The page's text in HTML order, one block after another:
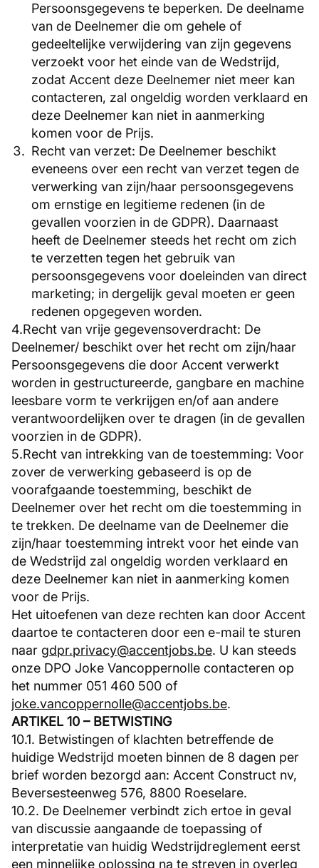
Persoonsgegevens te beperken. De deelname
van de Deelnemer die om gehele of
gedeeltelijke verwijdering van zijn gegevens
verzoekt voor het einde van de Wedstrijd,
zodat Accent deze Deelnemer niet meer kan
contacteren, zal ongeldig worden verklaard en
deze Deelnemer kan niet in aanmerking
komen voor de Prijs.
Recht van verzet: De Deelnemer beschikt
eveneens over een recht van verzet tegen de
verwerking van zijn/haar persoonsgegevens
om ernstige en legitieme redenen (in de
gevallen voorzien in de GDPR). Daarnaast
heeft de Deelnemer steeds het recht om zich
te verzetten tegen het gebruik van
persoonsgegevens voor doeleinden van direct
marketing; in dergelijk geval moeten er geen
redenen opgegeven worden.
4.Recht van vrije gegevensoverdracht: De
Deelnemer/ beschikt over het recht om zijn/haar
Persoonsgegevens die door Accent verwerkt
worden in gestructureerde, gangbare en machine
leesbare vorm te verkrijgen en/of aan andere
verantwoordelijken over te dragen (in de gevallen
voorzien in de GDPR).
5.Recht van intrekking van de toestemming: Voor
zover de verwerking gebaseerd is op de
voorafgaande toestemming, beschikt de
Deelnemer over het recht om die toestemming in
te trekken. De deelname van de Deelnemer die
zijn/haar toestemming intrekt voor het einde van
de Wedstrijd zal ongeldig worden verklaard en
deze Deelnemer kan niet in aanmerking komen
voor de Prijs.
Het uitoefenen van deze rechten kan door Accent
daartoe te contacteren door een e-mail te sturen
naar gdpr.privacy@accentjobs.be. U kan steeds
onze DPO Joke Vancoppernolle contacteren op
het nummer 051 460 500 of
joke.vancoppernolle@accentjobs.be.
ARTIKEL 10 – BETWISTING
10.1. Betwistingen of klachten betreffende de
huidige Wedstrijd moeten binnen de 8 dagen per
brief worden bezorgd aan: Accent Construct nv,
Beversesteenweg 576, 8800 Roeselare.
10.2. De Deelnemer verbindt zich ertoe in geval
van discussie aangaande de toepassing of
interpretatie van huidig Wedstrijdreglement eerst
een minnelijke oplossing na te streven in overleg